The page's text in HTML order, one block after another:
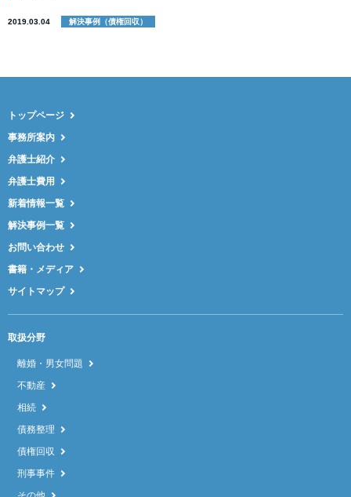
2019.03.04 解決事例（債権回収）
トップページ
事務所案内
弁護士紹介
弁護士費用
新着情報一覧
解決事例一覧
お問い合わせ
書籍・メディア
サイトマップ
取扱分野
離婚・男女問題
不動産
相続
債務整理
債権回収
刑事事件